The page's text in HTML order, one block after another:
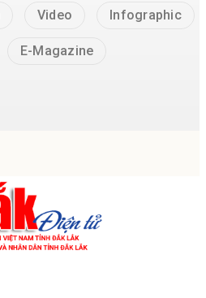
Video Infographic
E-Magazine